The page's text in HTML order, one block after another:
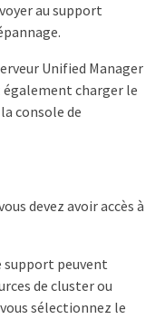
au support
Unified Manager
charger le
console de
devez avoir accès à
support peuvent
de cluster ou
sélectionnez le